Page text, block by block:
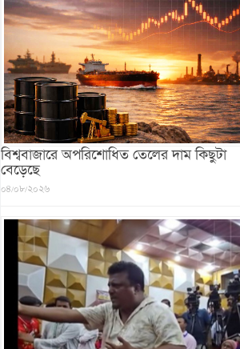
বিশ্ববাজারে অপরিশোধিত তেলের দাম কিছুটা
বেড়েছে
০৪/০৮/২০২৬